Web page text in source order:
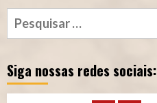
Pesquisar
por:
Siga nossas redes sociais: